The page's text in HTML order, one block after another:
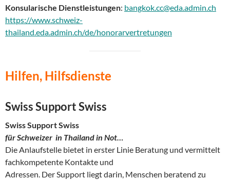
Konsularische Dienstleistungen: bangkok.cc@eda.admin.ch
https://www.schweiz-
thailand.eda.admin.ch/de/honorarvertretungen
Hilfen, Hilfsdienste
Swiss Support Swiss
Swiss Support Swiss
für Schweizer in Thailand in Not…
Die Anlaufstelle bietet in erster Linie Beratung und vermittelt
fachkompetente Kontakte und
Adressen. Der Support liegt darin, Menschen beratend zu